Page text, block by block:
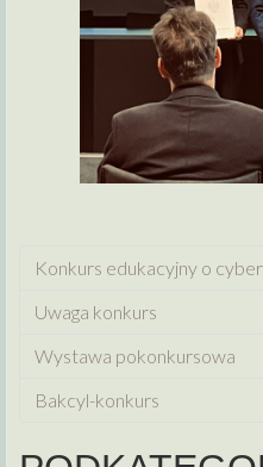
Konkurs edukacyjny o
Uwaga konkurs
Wystawa pokonkursowa
Bakcyl-konkurs